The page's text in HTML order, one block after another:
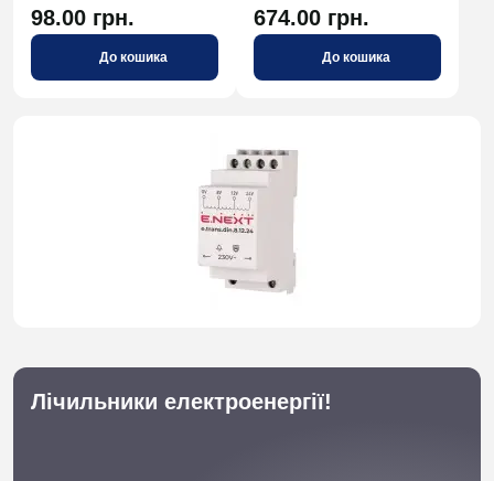
98.00 грн.
До кошика
674.00 грн.
До кошика
Лічильники електроенергії!